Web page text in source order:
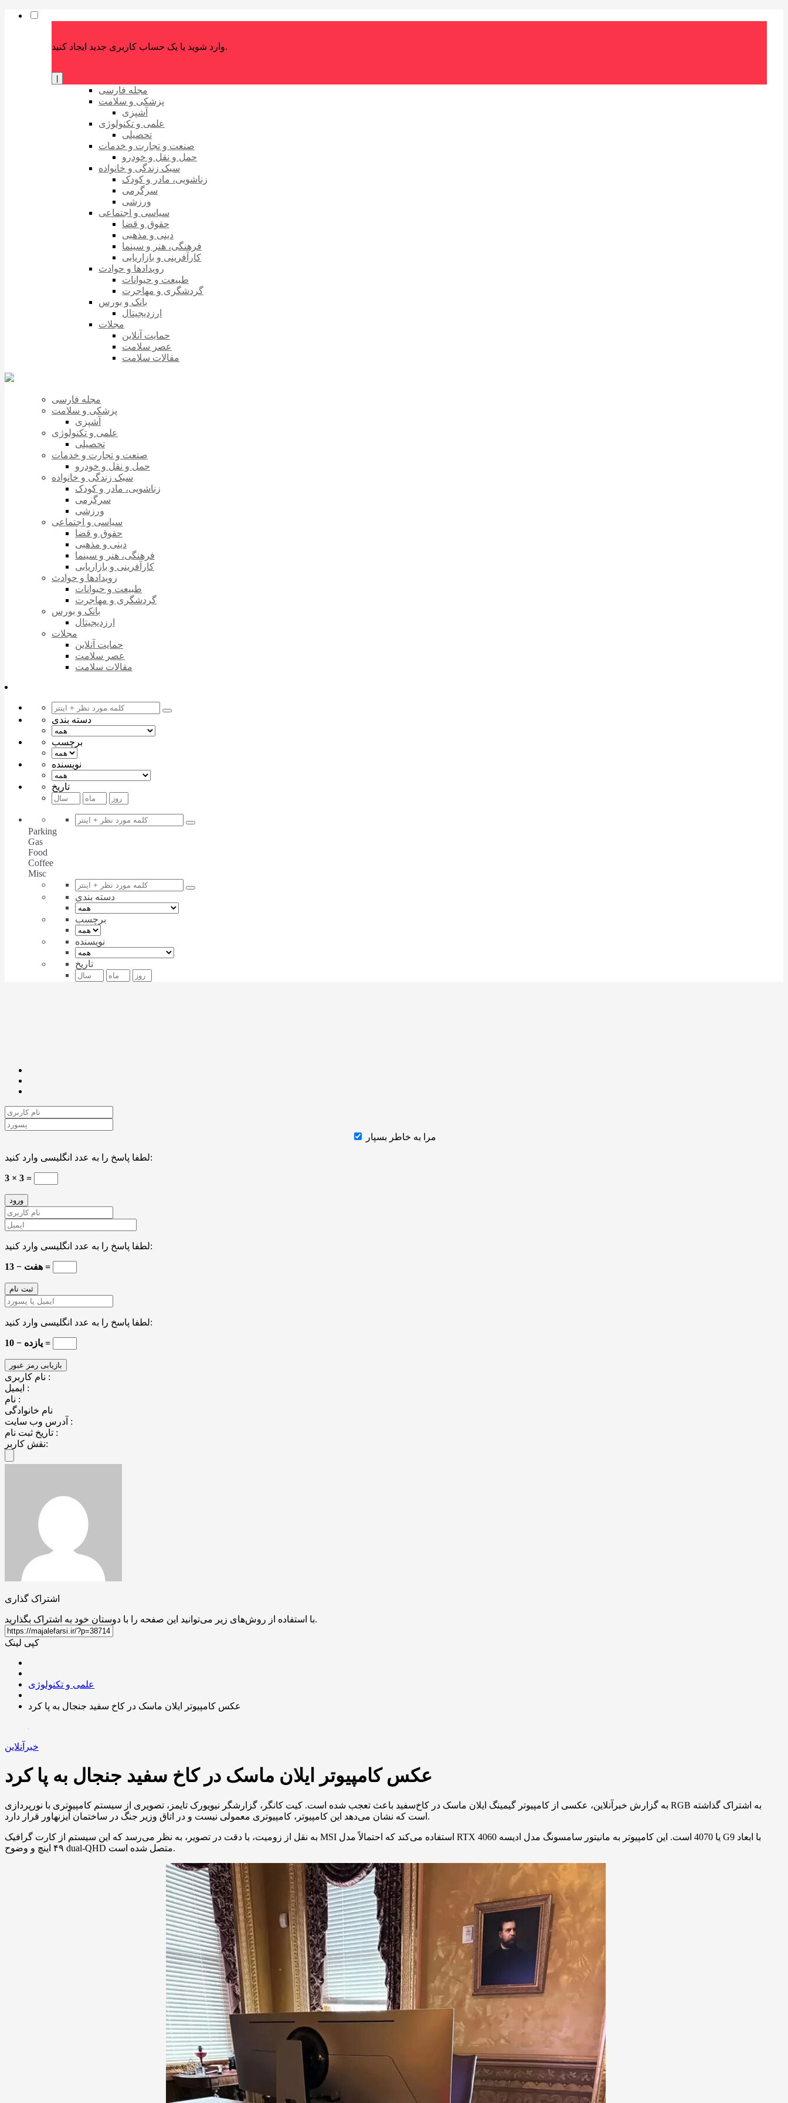
وارد شوید یا یک حساب کاربری جدید ایجاد کنید.
مجله فارسی
پزشکی و سلامت
آشپزی
علمی و تکنولوژی
تحصیلی
صنعت و تجارت و خدمات
حمل و نقل و خودرو
سبک زندگی و خانواده
زناشویی، مادر و کودک
سرگرمی
ورزشی
سیاسی و اجتماعی
حقوق و قضا
دینی و مذهبی
فرهنگی، هنر و سینما
کارآفرینی و بازاریابی
رویدادها و حوادث
طبیعت و حیوانات
گردشگری و مهاجرت
بانک و بورس
ارزدیجیتال
مجلات
حمایت آنلاین
عصر سلامت
مقالات سلامت
مجله فارسی
پزشکی و سلامت
آشپزی
علمی و تکنولوژی
تحصیلی
صنعت و تجارت و خدمات
حمل و نقل و خودرو
سبک زندگی و خانواده
زناشویی، مادر و کودک
سرگرمی
ورزشی
سیاسی و اجتماعی
حقوق و قضا
دینی و مذهبی
فرهنگی، هنر و سینما
کارآفرینی و بازاریابی
رویدادها و حوادث
طبیعت و حیوانات
گردشگری و مهاجرت
بانک و بورس
ارزدیجیتال
مجلات
حمایت آنلاین
عصر سلامت
مقالات سلامت
دسته بندی
برچسب
نویسنده
تاریخ
Parking
Gas
Food
Coffee
Misc
دسته بندی
برچسب
نویسنده
تاریخ
مرا به خاطر بسپار
لطفا پاسخ را به عدد انگلیسی وارد کنید:
3 × 3 =
لطفا پاسخ را به عدد انگلیسی وارد کنید:
13 − هفت =
لطفا پاسخ را به عدد انگلیسی وارد کنید:
یازده − 10 =
نام کاربری :
ایمیل :
نام :
نام خانوادگی
آدرس وب سایت :
تاریخ ثبت نام :
نقش کاربر:
اشتراک گذاری
با استفاده از روش‌های زیر می‌توانید این صفحه را با دوستان خود به اشتراک بگذارید.
کپی لینک
علمی و تکنولوژی
عکس کامپیوتر ایلان ماسک در کاخ سفید جنجال به پا کرد
خبرآنلاین
عکس کامپیوتر ایلان ماسک در کاخ سفید جنجال به پا کرد
به گزارش خبرآنلاین، عکسی از کامپیوتر گیمینگ ایلان ماسک در کاخ‌سفید باعث تعجب شده است. کیت کانگر، گزارشگر نیویورک تایمز، تصویری از سیستم کامپیوتری با نورپردازی RGB به اشتراک گذاشته
است که نشان می‌دهد این کامپیوتر، کامپیوتری معمولی نیست و در اتاق وزیر جنگ در ساختمان آیزنهاور قرار دارد.
به نقل از زومیت، با دقت در تصویر، به نظر می‌رسد که این سیستم از کارت گرافیک MSI استفاده می‌کند که احتمالاً مدل RTX 4060 یا 4070 است. این کامپیوتر به مانیتور سامسونگ مدل ادیسه G9 با ابعاد
۴۹ اینچ و وضوح dual-QHD متصل شده است.